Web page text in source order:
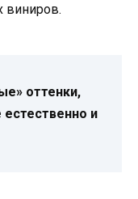
виниров.
оттенки,
и